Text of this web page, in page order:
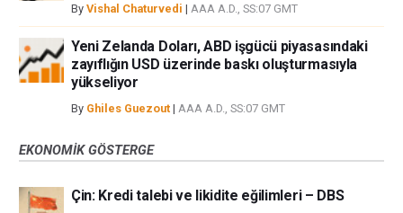
By Vishal Chaturvedi | AAA A.D., SS:07 GMT
Yeni Zelanda Doları, ABD işgücü piyasasındaki
zayıflığın USD üzerinde baskı oluşturmasıyla
yükseliyor
By Ghiles Guezout | AAA A.D., SS:07 GMT
EKONOMIK GÖSTERGE
Çin: Kredi talebi ve likidite eğilimleri – DBS